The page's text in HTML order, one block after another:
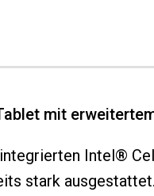
mit
Intel®
stark